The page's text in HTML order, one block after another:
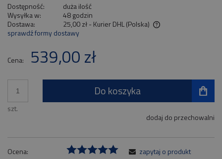
Dostępność:
duża ilość
Wysyłka w:
48 godzin
Dostawa:
25,00 zł - Kurier DHL (Polska)
Cena nie zawiera ewentualnych kosztów płatności
sprawdź formy dostawy
Cena: 539,00 zł
szt.
Do koszyka
dodaj do przechowalni
Ocena:
zapytaj o produkt